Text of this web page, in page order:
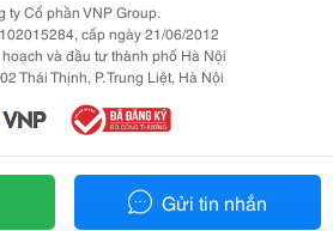
Gửi tin nhắn
ty Cổ phần VNP Group.
cấp ngày 21/06/2012
và đầu tư thành phố Hà Nội
Thái Thịnh, P. Trung Liệt, Hà Nội